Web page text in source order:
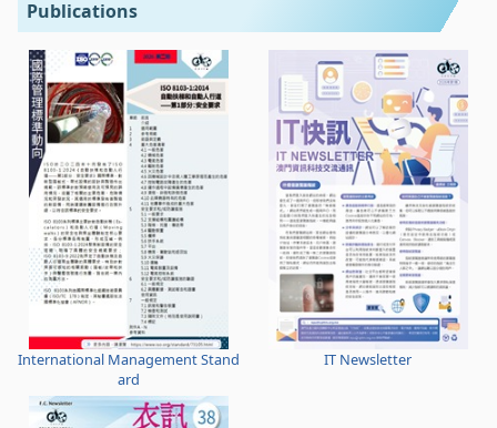
Publications
International Management Stand
ard
IT Newsletter